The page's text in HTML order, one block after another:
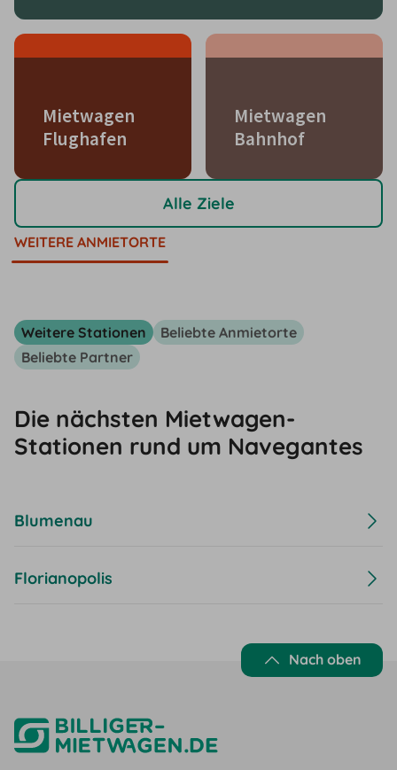
Mietwagen
Flughafen
Mietwagen
Bahnhof
Alle Ziele
WEITERE ANMIETORTE
Weitere Stationen
Beliebte Anmietorte
Beliebte Partner
Die nächsten Mietwagen-
Stationen rund um Navegantes
Blumenau
Florianopolis
Nach oben